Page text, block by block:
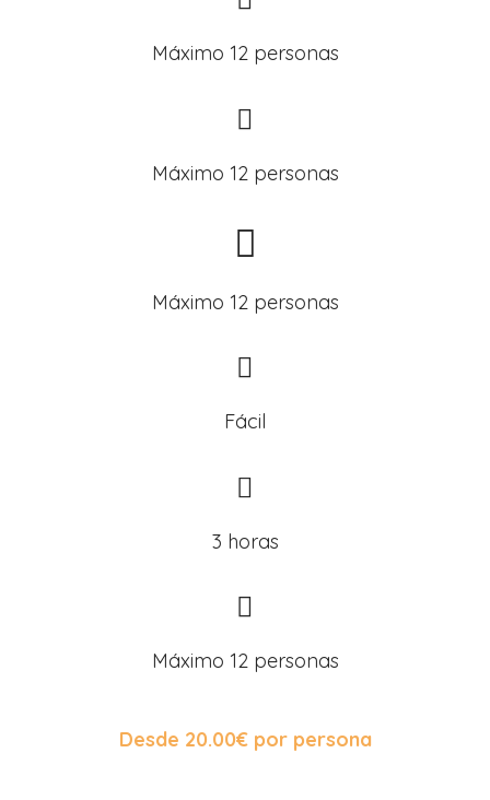
Máximo 12 personas
Máximo 12 personas
Máximo 12 personas
Fácil
3 horas
Máximo 12 personas
Desde 20.00€por persona